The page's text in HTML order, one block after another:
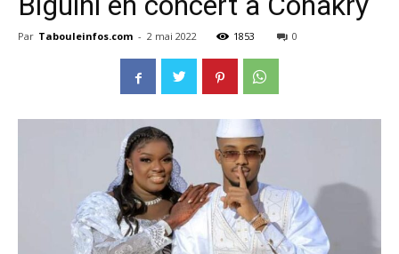
Par Tabouleinfos.com - 2 mai 2022 1853 0